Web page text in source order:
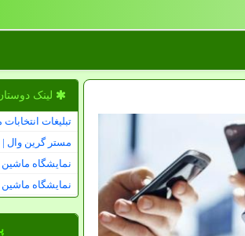
لینک
تبلیغات
مستر گرین وال |
نمایشگاه
نمایشگاه